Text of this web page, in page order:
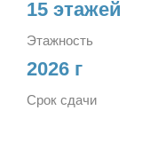
15 этажей
Этажность
2026 г
Срок сдачи